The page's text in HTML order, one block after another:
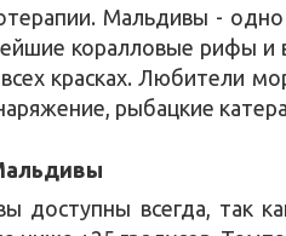
Мальдивы -
коралловые рифы и
красках. Любители
рыбацкие
доступны всегда, так